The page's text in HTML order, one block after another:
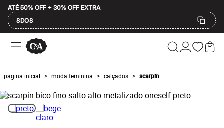
ATÉ 50% OFF + 30% OFF EXTRA
8DO8
Ofertas
Compre por Departamento
Masculino
Infantil
Calçados
Plus Size
2 calçados por R$189
2 peças por R$199
página inicial > moda feminina > calçados > scarpin